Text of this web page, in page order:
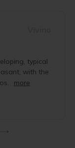
typical
with the
more